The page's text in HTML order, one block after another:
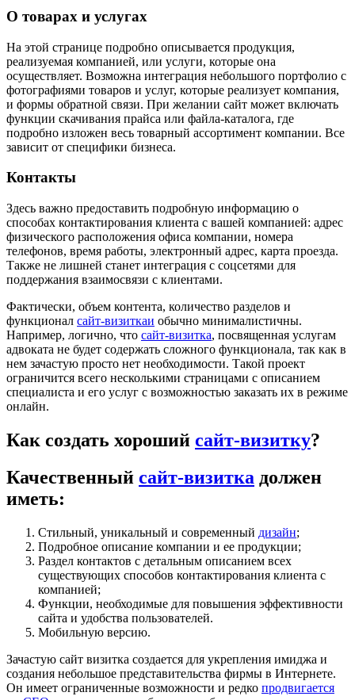
О товарах и услугах
На этой странице подробно описывается продукция,
реализуемая компанией, или услуги, которые она
осуществляет. Возможна интеграция небольшого портфолио с
фотографиями товаров и услуг, которые реализует компания,
и формы обратной связи. При желании сайт может включать
функции скачивания прайса или файла-каталога, где
подробно изложен весь товарный ассортимент компании. Все
зависит от специфики бизнеса.
Контакты
Здесь важно предоставить подробную информацию о
способах контактирования клиента с вашей компанией: адрес
физического расположения офиса компании, номера
телефонов, время работы, электронный адрес, карта проезда.
Также не лишней станет интеграция с соцсетями для
поддержания взаимосвязи с клиентами.
Фактически, объем контента, количество разделов и
функционал сайт-визиткаи обычно минималистичны.
Например, логично, что сайт-визитка, посвященная услугам
адвоката не будет содержать сложного функционала, так как в
нем зачастую просто нет необходимости. Такой проект
ограничится всего несколькими страницами с описанием
специалиста и его услуг с возможностью заказать их в режиме
онлайн.
Как создать хороший сайт-визитку?
Качественный сайт-визитка должен
иметь:
Стильный, уникальный и современный дизайн;
Подробное описание компании и ее продукции;
Раздел контактов с детальным описанием всех
существующих способов контактирования клиента с
компанией;
Функции, необходимые для повышения эффективности
сайта и удобства пользователей.
Мобильную версию.
Зачастую сайт визитка создается для укрепления имиджа и
создания небольшое представительства фирмы в Интернете.
Он имеет ограниченные возможности и редко продвигается